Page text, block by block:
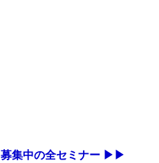
募集中の全セミナー ▶▶